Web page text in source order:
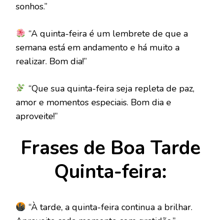
sonhos.”
“A quinta-feira é um lembrete de que a
semana está em andamento e há muito a
realizar. Bom dia!”
“Que sua quinta-feira seja repleta de paz,
amor e momentos especiais. Bom dia e
aproveite!”
Frases de Boa Tarde
Quinta-feira:
“À tarde, a quinta-feira continua a brilhar.